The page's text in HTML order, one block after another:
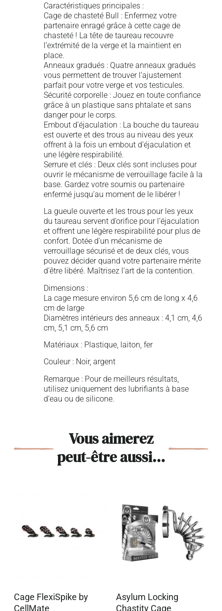
Caractéristiques principales :
Cage de chasteté Bull : Enfermez votre
partenaire enragé grâce à cette cage de
chasteté ! La tête de taureau recouvre
l’extrémité de la verge et la maintient en
place.
Anneaux gradués : Quatre anneaux gradués
vous permettent de trouver l’ajustement
parfait pour votre verge et vos testicules.
Sécurité corporelle : Jouez en toute confiance
grâce à un plastique sans phtalate et sans
danger pour le corps.
Embout d’éjaculation : La bouche du taureau
est ouverte et des trous au niveau des yeux
offrent à la fois un embout d’éjaculation et
une légère respirabilité.
Serrure et clés : Deux clés sont incluses pour
ouvrir le mécanisme de verrouillage facile à la
base. Gardez votre soumis ou partenaire
enfermé jusqu’au moment de le libérer !
La gueule ouverte et les trous pour les yeux
du taureau servent d’orifice pour l’éjaculation
et offrent une légère respirabilité pour plus de
confort. Dotée d’un mécanisme de
verrouillage sécurisé et de deux clés, vous
pouvez décider quand votre partenaire mérite
d’être libéré. Maîtrisez l’art de la contention.
Dimensions :
La cage mesure environ 5,6 cm de long x 4,6
cm de large
Diamètres intérieurs des anneaux : 4,1 cm, 4,6
cm, 5,1 cm, 5,6 cm
Matériaux : Plastique, laiton, fer
Couleur : Noir, argent
Remarque : Pour de meilleurs résultats,
utilisez uniquement des lubrifiants à base
d’eau ou de silicone.
Vous aimerez
peut-être aussi…
Cage FlexiSpike by
CellMate
Asylum Locking
Chastity Cage